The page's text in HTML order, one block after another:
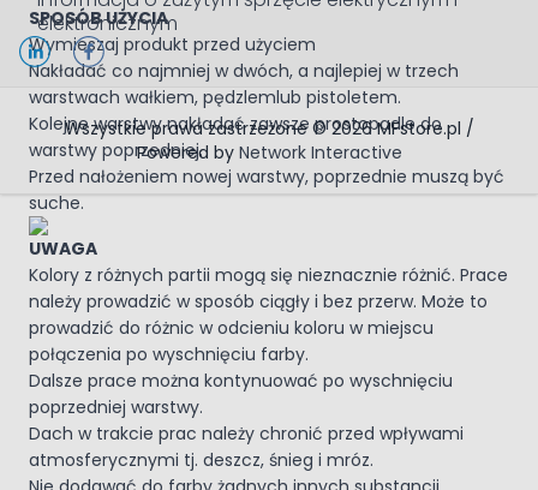
SPOSÓB UŻYCIA
Wymieszaj produkt przed użyciem
Nakładać co najmniej w dwóch, a najlepiej w trzech
warstwach wałkiem, pędzlemlub pistoletem.
Kolejne warstwy nakładać zawsze prostopadle do
warstwy poprzedniej.
Przed nałożeniem nowej warstwy, poprzednie muszą być
suche.
UWAGA
Kolory z różnych partii mogą się nieznacznie różnić. Prace
należy prowadzić w sposób ciągły i bez przerw. Może to
prowadzić do różnic w odcieniu koloru w miejscu
połączenia po wyschnięciu farby.
Dalsze prace można kontynuować po wyschnięciu
poprzedniej warstwy.
Dach w trakcie prac należy chronić przed wpływami
atmosferycznymi tj. deszcz, śnieg i mróz.
elektronicznym
Wszystkie prawa zastrzeżone © 2026 MFstore.pl /
Powered by Network Interactive